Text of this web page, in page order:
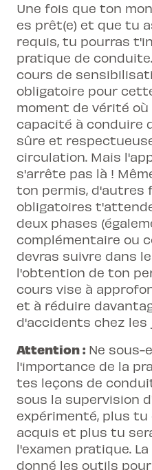
Une fois que ton
es prêt(e) et que tu
requis, tu pourras
pratique de
cours de
obligatoire pour
moment de vérité
capacité à conduire
sûre et
circulation. Mais
s'arrête pas là !
ton permis, d'autres
obligatoires
deux phases
complémentaire ou
devras suivre dans
l'obtention de ton
cours vise à
et à réduire
d'accidents chez
Attention : Ne sous-
l'importance de la
tes leçons de
sous la supervision
expérimenté, plus
acquis et plus tu
l'examen pratique.
donné les outils